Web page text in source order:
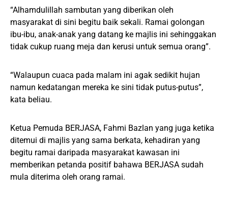
“Alhamdulillah sambutan yang diberikan oleh
masyarakat di sini begitu baik sekali. Ramai golongan
ibu-ibu, anak-anak yang datang ke majlis ini sehinggakan
tidak cukup ruang meja dan kerusi untuk semua orang”.
“Walaupun cuaca pada malam ini agak sedikit hujan
namun kedatangan mereka ke sini tidak putus-putus”,
kata beliau.
Ketua Pemuda BERJASA, Fahmi Bazlan yang juga ketika
ditemui di majlis yang sama berkata, kehadiran yang
begitu ramai daripada masyarakat kawasan ini
memberikan petanda positif bahawa BERJASA sudah
mula diterima oleh orang ramai.